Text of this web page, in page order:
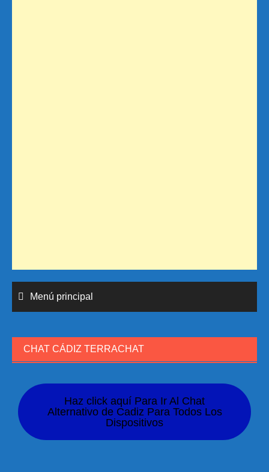
Menú principal
CHAT CÁDIZ TERRACHAT
Haz click aquí Para Ir Al Chat
Alternativo de Cadiz Para Todos Los
Dispositivos